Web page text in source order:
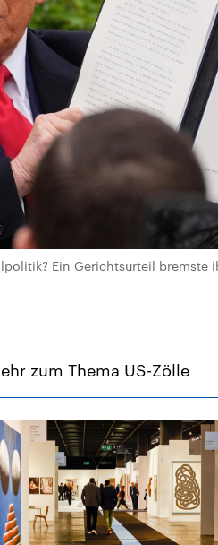
Ein Gerichtsurteil bremste
zum Thema US-Zölle